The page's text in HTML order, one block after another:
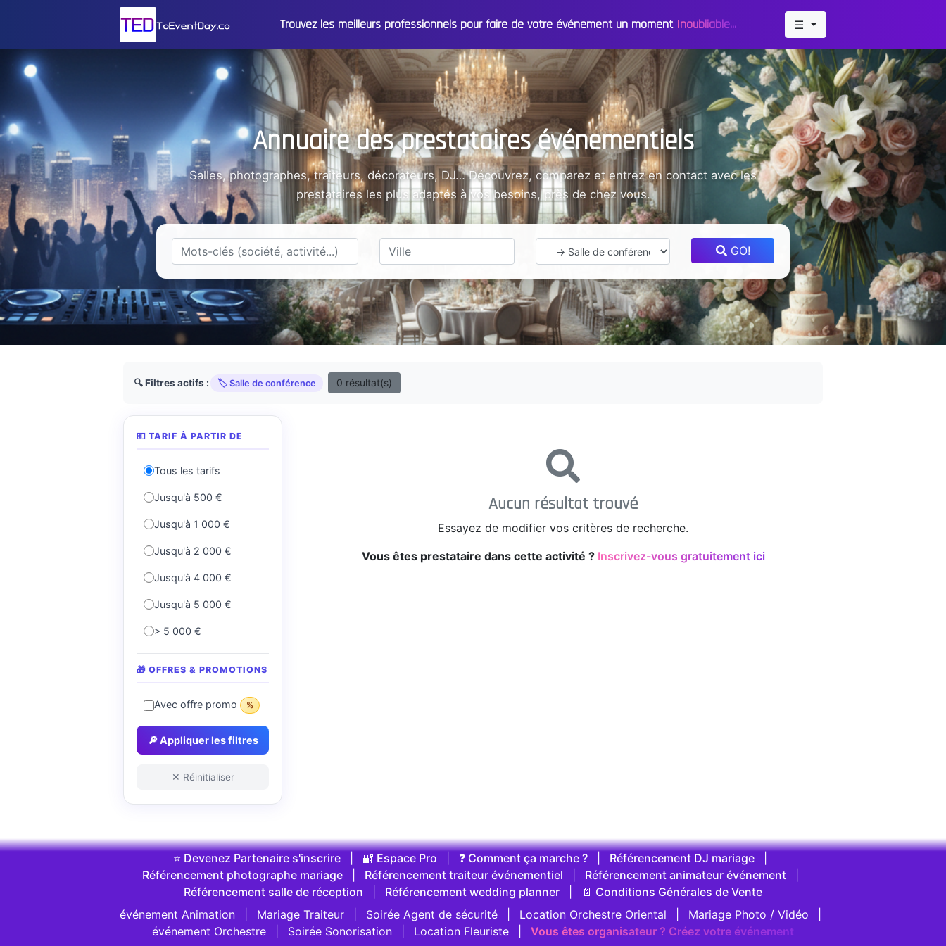
Trouvez les meilleurs professionnels pour faire de votre événement un moment Inoubliable... ☰
Annuaire des prestataires événementiels
Salles, photographes, traiteurs, décorateurs, DJ… Découvrez, comparez et entrez en contact avec les
prestataires les plus adaptés à vos besoins, près de chez vous.
GO!
🔍 Filtres actifs : 🏷️ Salle de conférence 0 résultat(s)
💶 TARIF À PARTIR DE
Tous les tarifs
Jusqu'à 500 €
Jusqu'à 1 000 €
Jusqu'à 2 000 €
Jusqu'à 4 000 €
Jusqu'à 5 000 €
> 5 000 €
🎁 OFFRES & PROMOTIONS
Avec offre promo %
🔎 Appliquer les filtres
✕ Réinitialiser
Aucun résultat trouvé
Essayez de modifier vos critères de recherche.
Vous êtes prestataire dans cette activité ? Inscrivez-vous gratuitement ici
⭐ Devenez Partenaire s'inscrire 🔐 Espace Pro ❓ Comment ça marche ? Référencement DJ mariage
Référencement photographe mariage
Référencement traiteur événementiel Référencement animateur événement
Référencement salle de réception
Référencement wedding planner
📄 Conditions Générales de Vente
événement Animation
Mariage Traiteur Soirée Agent de sécurité Location Orchestre Oriental Mariage Photo / Vidéo
événement Orchestre
Soirée Sonorisation Location Fleuriste Vous êtes organisateur ? Créez votre événement